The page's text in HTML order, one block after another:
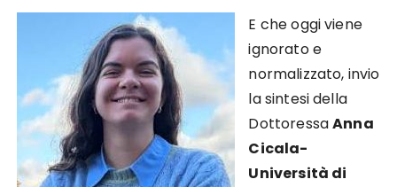
E che oggi viene
ignorato e
normalizzato, invio
la sintesi della
DottoressaAnna
Cicala-
Università di